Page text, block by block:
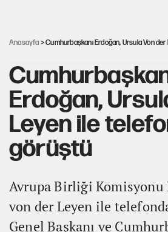
Anasayfa > Cumhurbaşkanı Erdoğan, Ursula Von
Erdoğan,
Leyen ile
görüştü
Avrupa Birliği Komisyonu
von der Leyen ile
Genel Başkanı ve